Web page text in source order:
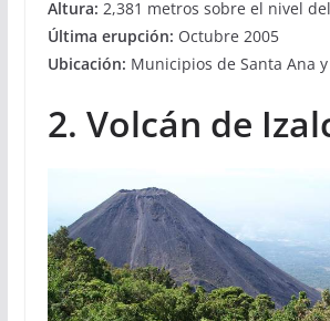
Altura: 2,381 metros sobre el nivel
Última erupción: Octubre 2005
Ubicación: Municipios de Santa Ana
2. Volcán de